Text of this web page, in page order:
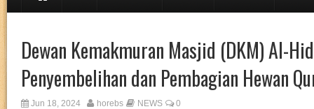
Dewan Kemakmuran Masjid (DKM) Al-
Penyembelihan dan Pembagian Hewan
Jun 18, 2024 horebs NEWS 0